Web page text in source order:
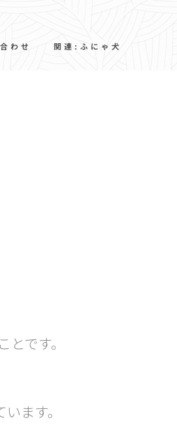
わせ 関連:ふにゃ犬
です。
ます。